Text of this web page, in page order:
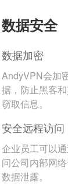
数据安全
数据加密
AndyVPN会加
据，防止黑客
窃取信息。
安全远程访问
企业员工可以
问公司内部网
数据泄露。